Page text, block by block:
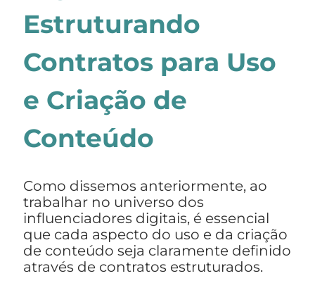
Estruturando
Contratos para Uso
e Criação de
Conteúdo
Como dissemos anteriormente, ao
trabalhar no universo dos
influenciadores digitais, é essencial
que cada aspecto do uso e da criação
de conteúdo seja claramente definido
através de contratos estruturados.